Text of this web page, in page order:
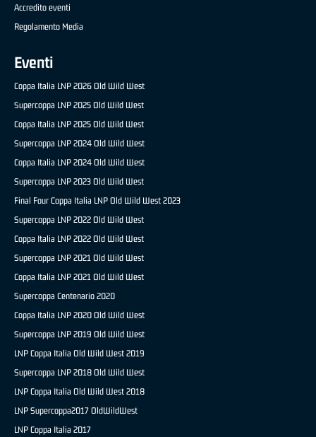
Accredito eventi
Regolamento Media
Eventi
Coppa Italia LNP 2026 Old Wild West
Supercoppa LNP 2025 Old Wild West
Coppa Italia LNP 2025 Old Wild West
Supercoppa LNP 2024 Old Wild West
Coppa Italia LNP 2024 Old Wild West
Supercoppa LNP 2023 Old Wild West
Final Four Coppa Italia LNP Old Wild West 2023
Supercoppa LNP 2022 Old Wild West
Coppa Italia LNP 2022 Old Wild West
Supercoppa LNP 2021 Old Wild West
Coppa Italia LNP 2021 Old Wild West
Supercoppa Centenario 2020
Coppa Italia LNP 2020 Old Wild West
Supercoppa LNP 2019 Old Wild West
LNP Coppa Italia Old Wild West 2019
Supercoppa LNP 2018 Old Wild West
LNP Coppa Italia Old Wild West 2018
LNP Supercoppa2017 OldWildWest
LNP Coppa Italia 2017